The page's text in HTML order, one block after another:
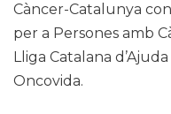
Càncer-Catalunya
per a Persones amb
Lliga Catalana
Oncovida.